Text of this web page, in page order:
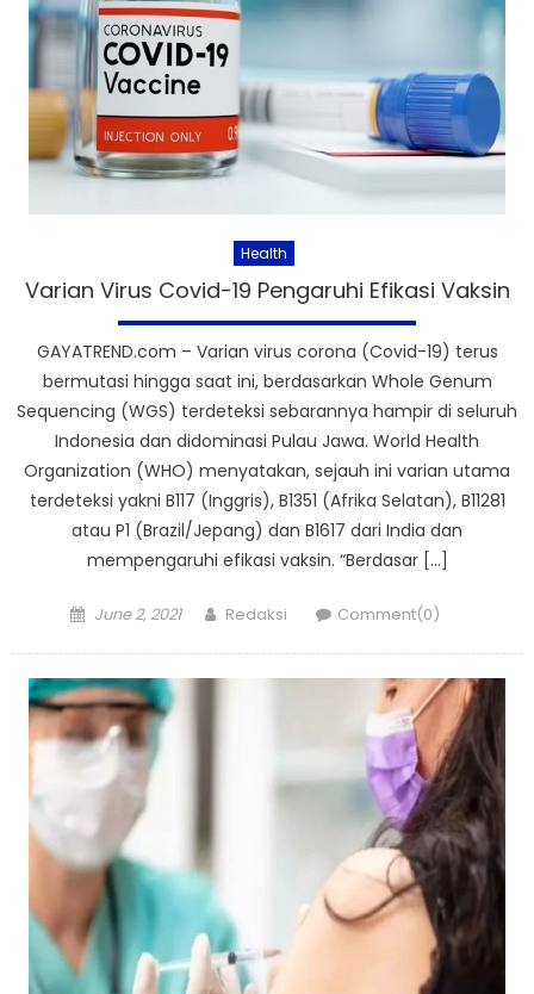
Health
Varian Virus Covid-19 Pengaruhi Efikasi Vaksin
GAYATREND.com – Varian virus corona (Covid-19) terus
bermutasi hingga saat ini, berdasarkan Whole Genum
Sequencing (WGS) terdeteksi sebarannya hampir di seluruh
Indonesia dan didominasi Pulau Jawa. World Health
Organization (WHO) menyatakan, sejauh ini varian utama
terdeteksi yakni B117 (Inggris), B1351 (Afrika Selatan), B11281
atau P1 (Brazil/Jepang) dan B1617 dari India dan
mempengaruhi efikasi vaksin. “Berdasar […]
Posted
June 2, 2021 Author
Redaksi Comment(0)